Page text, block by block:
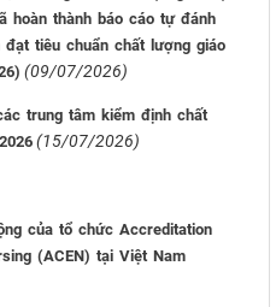
hoàn thành báo cáo tự đánh
tiêu chuẩn chất lượng giáo
(09/07/2026)
trung tâm kiểm định chất
(15/07/2026)
của tổ chức Accreditation
(ACEN) tại Việt Nam